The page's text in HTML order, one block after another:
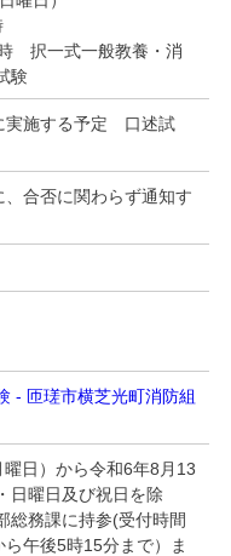
択一式一般教養・消
験
実施する予定 口述試
合否に関わらず通知す
- 匝瑳市横芝光町消防組
日）から令和6年8月13
日曜日及び祝日を除
総務課に持参(受付時間
午後5時15分まで）ま